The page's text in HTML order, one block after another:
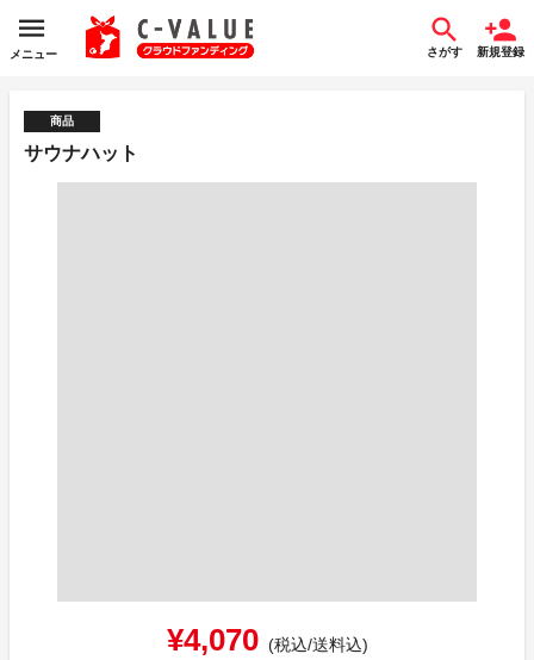
メニュー さがす 新規登録
商品
サウナハット
¥4,070 (税込/送料込)